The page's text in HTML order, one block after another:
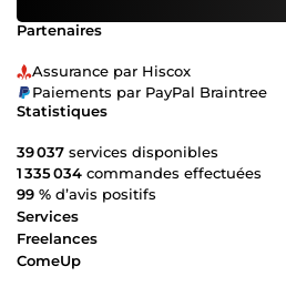
Partenaires
Assurance par Hiscox
Paiements par PayPal Braintree
Statistiques
39 037 services disponibles
1 335 034 commandes effectuées
99 % d’avis positifs
Services
Freelances
ComeUp